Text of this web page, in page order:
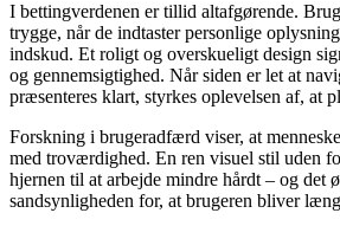
I bettingverdenen er tillid altafgørende.
trygge, når de indtaster personlige
indskud. Et roligt og overskueligt design
og gennemsigtighed. Når siden er let at
præsenteres klart, styrkes oplevelsen af, at
Forskning i brugeradfærd viser, at
med troværdighed. En ren visuel stil uden
hjernen til at arbejde mindre hårdt – og det
sandsynligheden for, at brugeren bliver